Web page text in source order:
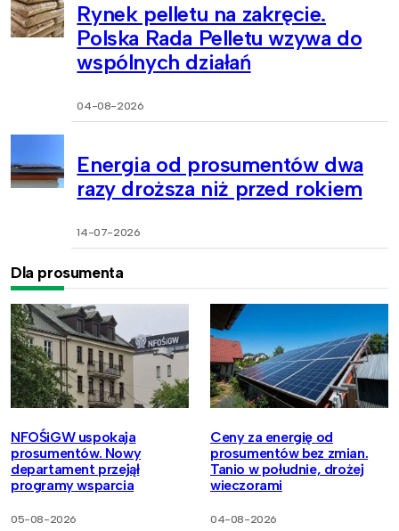
Rynek pelletu na zakręcie.
Polska Rada Pelletu wzywa do
wspólnych działań
04-08-2026
Energia od prosumentów dwa
razy droższa niż przed rokiem
14-07-2026
Dla prosumenta
NFOŚiGW uspokaja
prosumentów. Nowy
departament przejął
programy wsparcia
05-08-2026
Ceny za energię od
prosumentów bez zmian.
Tanio w południe, drożej
wieczorami
04-08-2026